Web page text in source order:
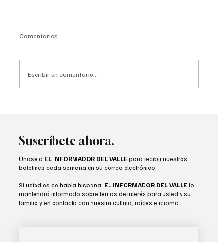
Comentarios
Escribir un comentario...
Suscríbete ahora.
Únase a EL INFORMADOR DEL VALLE para recibir nuestros
boletines cada semana en su correo electrónico.
Si usted es de habla hispana, EL INFORMADOR DEL VALLE lo
mantendrá informado sobre temas de interés para usted y su
familia y en contacto con nuestra cultura, raíces e idioma.